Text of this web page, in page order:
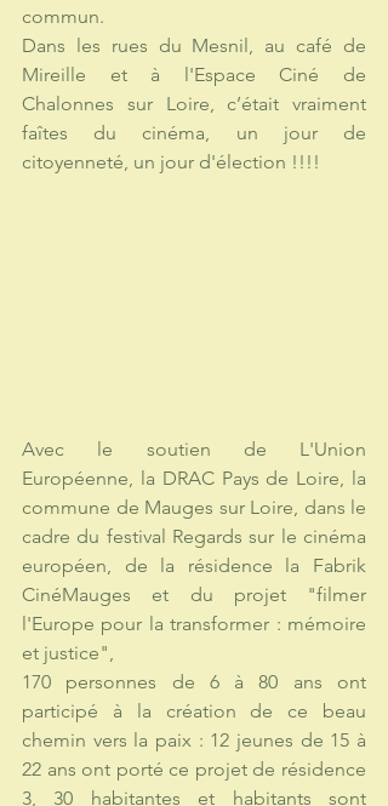
commun.
Dans les rues du Mesnil, au café de
Mireille et à l'Espace Ciné de
Chalonnes sur Loire, c’était vraiment
faîtes du cinéma, un jour de
citoyenneté, un jour d'élection !!!!
Avec le soutien de L'Union
Européenne, la DRAC Pays de Loire, la
commune de Mauges sur Loire, dans le
cadre du festival Regards sur le cinéma
européen, de la résidence la Fabrik
CinéMauges et du projet "filmer
l'Europe pour la transformer : mémoire
et justice",
170 personnes de 6 à 80 ans ont
participé à la création de ce beau
chemin vers la paix : 12 jeunes de 15 à
22 ans ont porté ce projet de résidence
3, 30 habitantes et habitants sont